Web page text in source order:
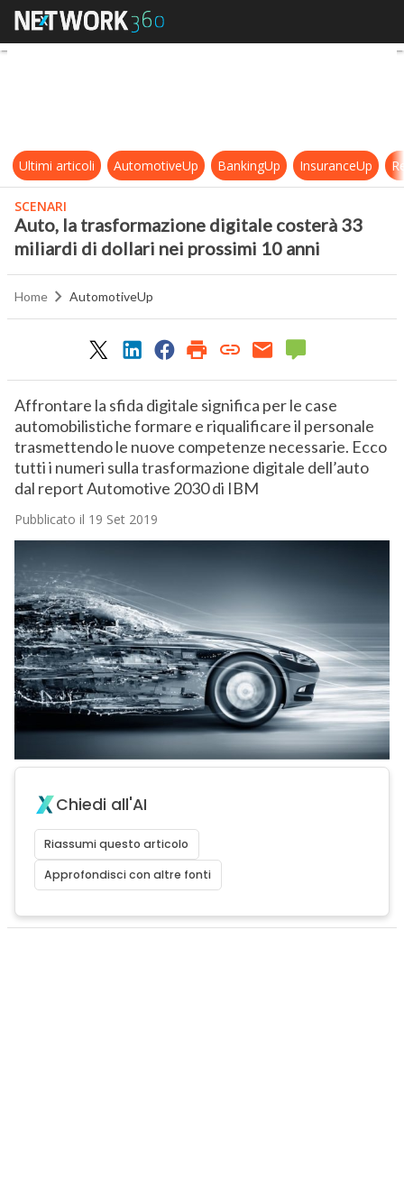
Auto, la trasformazione digitale
Ultimi articoli AutomotiveUp BankingUp InsuranceUp
SCENARI
Auto, la trasformazione digitale costerà 33
miliardi di dollari nei prossimi 10 anni
Home AutomotiveUp
Affrontare la sfida digitale significa per le case
automobilistiche formare e riqualificare il personale
trasmettendo le nuove competenze necessarie. Ecco
tutti i numeri sulla trasformazione digitale dell’auto
dal report Automotive 2030 di IBM
Pubblicato il 19 Set 2019
Chiedi all'AI
Riassumi questo articolo
Approfondisci con altre fonti